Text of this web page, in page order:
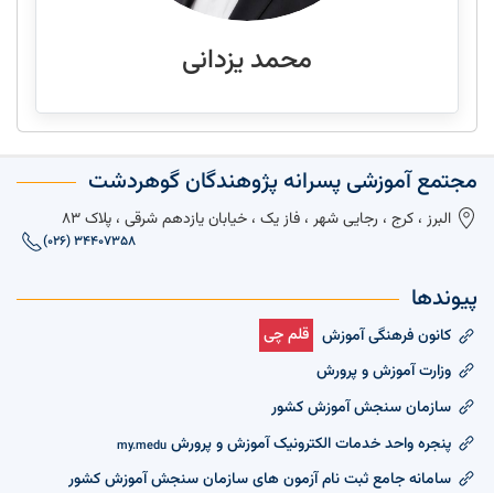
محمد یزدانی
مجتمع آموزشی پسرانه پژوهندگان گوهردشت
البرز ، کرج ، رجایی شهر ، فاز یک ، خیابان یازدهم شرقی ، پلاک 83
(026) 34407358
پیوندها
کانون فرهنگی آموزش
قلم چی
وزارت آموزش و پرورش
سازمان سنجش آموزش کشور
پنجره واحد خدمات الکترونیک آموزش و پرورشmy.medu
سامانه جامع ثبت نام آزمون های سازمان سنجش آموزش کشور